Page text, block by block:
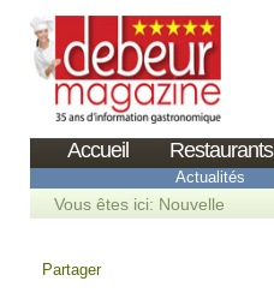
Accueil Restaurants
Actualités
Vous êtes ici: Nouvelle
Partager